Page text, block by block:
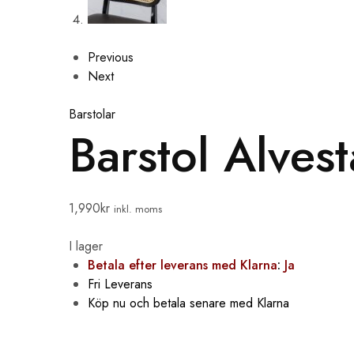
Previous
Next
Barstolar
Barstol
1,990kr inkl. moms
I lager
Betala efter leverans med Klarna: Ja
Fri Leverans
Köp nu och betala senare med Klarna